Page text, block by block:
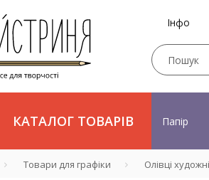
Інфо
КАТАЛОГ ТОВАРІВ Папір
Товари для графіки Олівці художні